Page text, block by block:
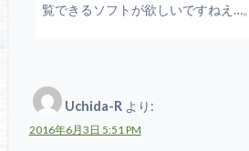
覧できるソフトが欲しいですねえ…。
Uchida-R より:
2016年6月3日 5:51 PM